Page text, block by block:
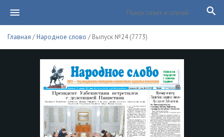
Главная /Народное слово / Выпуск №24 (7773)